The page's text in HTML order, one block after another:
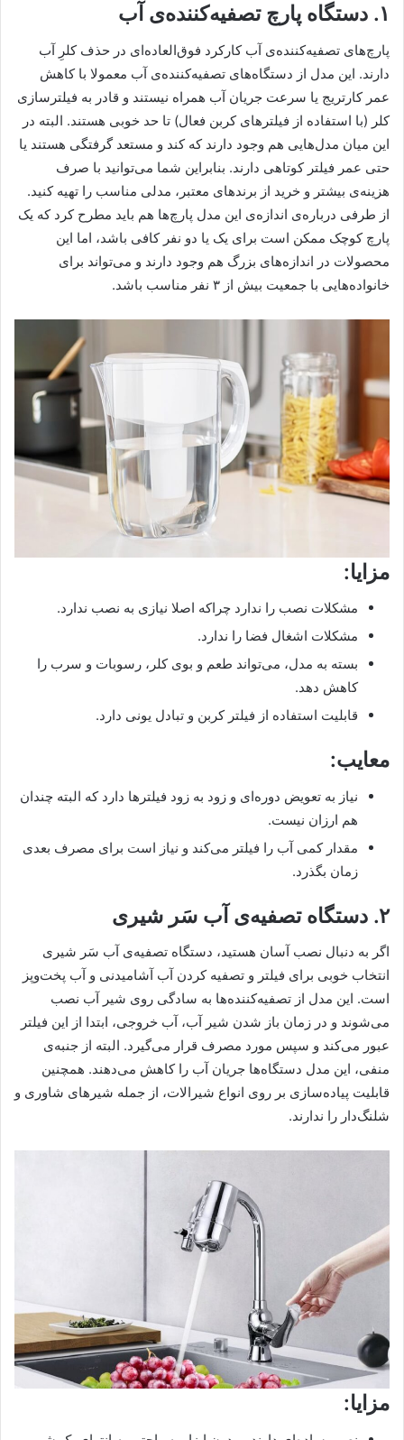
۱. دستگاه پارچ تصفیه‌کننده‌ی آب
پارچ‌های تصفیه‌کننده‌ی آب کارکرد فوق‌العاده‌ای در حذف کلرِ آب
دارند. این مدل از دستگاه‌های تصفیه‌کننده‌ی آب معمولا با کاهش
عمر کارتریج یا سرعت جریان آب همراه نیستند و قادر به فیلترسازی
کلر (با استفاده از فیلترهای کربن فعال) تا حد خوبی هستند. البته در
این میان مدل‌هایی هم وجود دارند که کند و مستعد گرفتگی هستند یا
حتی عمر فیلتر کوتاهی دارند. بنابراین شما می‌توانید با صرف
هزینه‌ی بیشتر و خرید از برندهای معتبر، مدلی مناسب را تهیه کنید.
از طرفی درباره‌ی اندازه‌ی این مدل پارچ‌ها هم باید مطرح کرد که یک
پارچ کوچک ممکن است برای یک یا دو نفر کافی باشد، اما این
محصولات در اندازه‌های بزرگ هم وجود دارند و می‌تواند برای
خانواده‌هایی با جمعیت بیش از ۳ نفر مناسب باشد.
مزایا:
مشکلات نصب را ندارد چراکه اصلا نیازی به نصب ندارد.
مشکلات اشغال فضا را ندارد.
بسته به مدل، می‌تواند طعم و بوی کلر، رسوبات و سرب را
کاهش دهد.
قابلیت استفاده از فیلتر کربن و تبادل یونی دارد.
معایب:
نیاز به تعویض دوره‌ای و زود به زود فیلترها دارد که البته چندان
هم ارزان نیست.
مقدار کمی آب را فیلتر می‌کند و نیاز است برای مصرف بعدی
زمان بگذرد.
۲. دستگاه تصفیه‌ی آب سَر شیری
اگر به دنبال نصب آسان هستید، دستگاه تصفیه‌ی آب سَر شیری
انتخاب خوبی برای فیلتر و تصفیه کردن آب آشامیدنی و آب پخت‌و‌پز
است. این مدل از تصفیه‌کننده‌ها به سادگی روی شیر آب نصب
می‌شوند و در زمان باز شدن شیر آب، آب خروجی، ابتدا از این فیلتر
عبور می‌کند و سپس مورد مصرف قرار می‌گیرد. البته از جنبه‌ی
منفی، این مدل دستگاه‌ها جریان آب را کاهش می‌دهند. همچنین
قابلیت پیاده‌سازی بر روی انواع شیرالات، از جمله شیرهای شاوری و
شلنگ‌دار را ندارند.
مزایا: